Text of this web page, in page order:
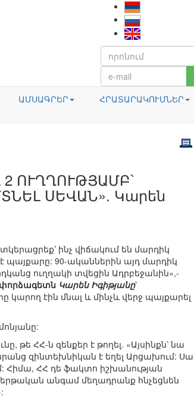
ԱՄՍԱԳՐԵՐ ՀՐԱՏԱՐԱԿՈՒՄՆԵՐ
ՈՒՂՂՈՒԹՅԱՄԲ՝
ՍԵՎԱՆ». Կարեն
ինչ վիճակում են մարդիկ
պայքարը: 90-ականներին այդ մարդիկ
ուղղակի տվեցին Ադրբեջանին»,-
Կարեն Իգիթյանը՝
կարող էին մնալ և մինչև վերջ պայքարել
թե ՀՀ-ն զենքեր է թողել. «Այսինքն՝ նա
զինտեխնիկան է եղել Արցախում: Սա
Հիմա, ՀՀ դե ֆակտո իշխանության
անգամ մեղադրանք հնչեցնեն